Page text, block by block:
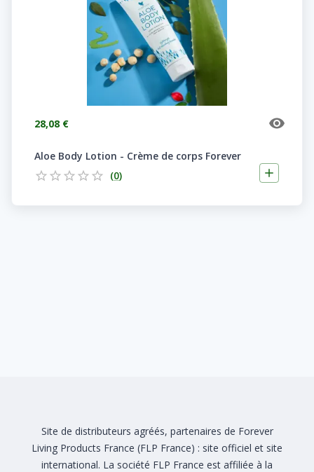
28,08 €
Aloe Body Lotion - Crème de corps Forever
(0)
Site de distributeurs agréés, partenaires de Forever
Living Products France (FLP France) : site officiel et site
international. La société FLP France est affiliée à la